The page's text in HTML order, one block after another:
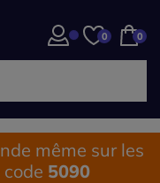
0 0
même sur les
5090